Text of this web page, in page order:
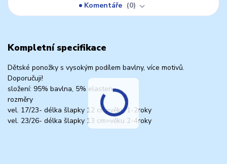
Komentáře
0
Kompletní specifikace
Dětské ponožky s vysokým podílem bavlny, více motivů.
Doporučuji!
složení: 95% bavlna, 5% elasten
rozměry
vel. 17/23- délka šlapky 12 cm=věku 1-2roky
vel. 23/26- délka šlapky 13 cm=věku 2-4roky